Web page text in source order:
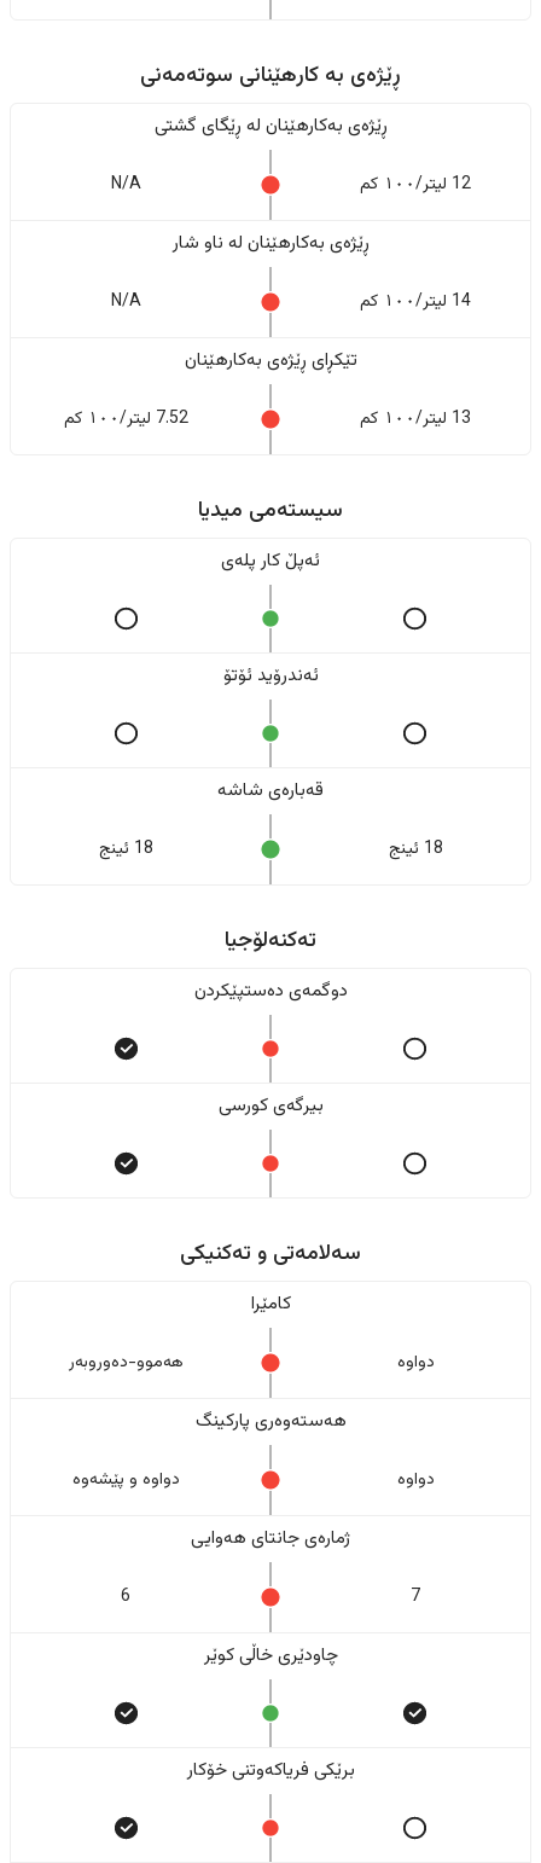
ڕێژەى به کارهێنانی سوتەمەنی
ڕێژەى بەکارهێنان له ڕێگای گشتی
12 لیتر/١٠٠ کم N/A
ڕێژەى بەکارهێنان له ناو شار
14 لیتر/١٠٠ کم N/A
تێکڕای ڕێژەى بەکارهێنان
13 لیتر/١٠٠ کم 7.52 لیتر/١٠٠ کم
سیستەمی میدیا
ئەپڵ کار پلەی
ئەندرۆید ئۆتۆ
قەبارەی شاشە
18 ئینج 18 ئینج
تەکنەلۆجیا
دوگمەی دەستپێکردن
بیرگەی کورسی
سەلامەتی و تەکنیکی
کامێرا
دواوە هەموو-دەوروبەر
هەستەوەری پارکینگ
دواوە دواوە و پێشەوە
ژمارەی جانتای هەوایی
7
6
چاودێری خاڵی کوێر
برێکی فریاکەوتنی خۆکار